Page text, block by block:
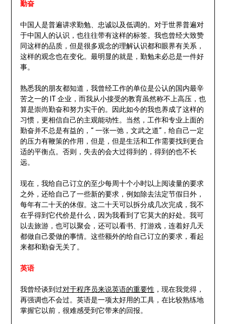
勤奋
中国人是普遍讲求勤勉、忠诚以及低调的。对于世界普遍对
于中国人的认识，也往往带有这样的标签。我也曾经大致赞
同这样的品质，但是很多观念的理解认识都和眼界有关系，
这样的观念也在变化。最明显的就是，勤勉未必总是一件好
事。
熟悉我的朋友都知道，我曾经工作的单位是公认的国内最辛
苦之一的 IT 企业，而我从小接受的教育虽然称不上高压，也
算是崇尚勤奋和努力实干的。因此如今的我也养成了这样的
习惯，更相信自己的主观能动性。当然，工作和专业上面的
勤奋并不总是有益的，“ 一张一弛，文武之道”，给自己一定
的压力有鞭策的作用，但是，但是生活和工作需要找到更合
适的平衡点。否则，失去的会大过得到的，得到的也不长
远。
现在，我给自己订立的至少每周十个小时以上阅读量的要求
之外，还给自己了一些新的要求，例如除去法定节假日外，
每年有二十天的休假。这二十天可以拆分成几次完成，我不
在乎得到它代价是什么，因为我看到了它莫大的好处。我可
以去旅游，也可以聚会，还可以看书、打游戏，连着好几天
都做自己爱做的事情。这些额外的给自己订立的要求，看起
来都和勤奋无关了。
英语
我曾经谈到过对于程序员来说英语的重要性 ，现在我觉得，
再强调也不会过。英语是一项太好用的工具，在比较熟练地
掌握它以前，很难感受到它带来的回报。